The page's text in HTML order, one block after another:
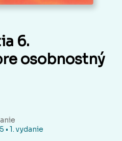
6.
osobnostný
• 1. vydanie